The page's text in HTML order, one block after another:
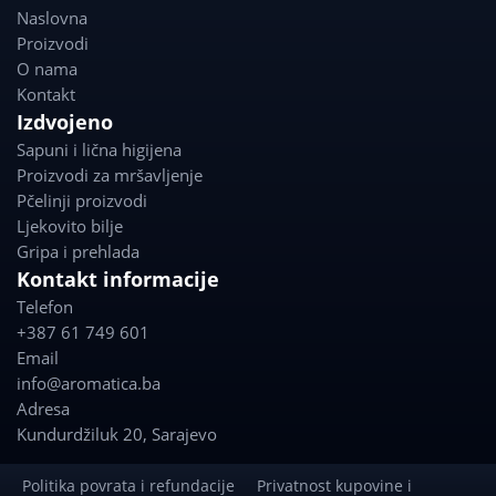
e
b
o
o
k a
m
Naslovna
Proizvodi
O nama
Kontakt
Izdvojeno
Sapuni i lična higijena
Proizvodi za mršavljenje
Pčelinji proizvodi
Ljekovito bilje
Gripa i prehlada
Kontakt informacije
Telefon
+387 61 749 601
Email
info@aromatica.ba
Adresa
Kundurdžiluk 20, Sarajevo
Politika povrata i refundacije Privatnost kupovine i